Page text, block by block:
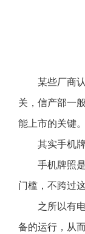
某些厂商
关，信产部一
能上市的关键。
其实手机
手机牌照
门槛，不跨过
之所以有
备的运行，从